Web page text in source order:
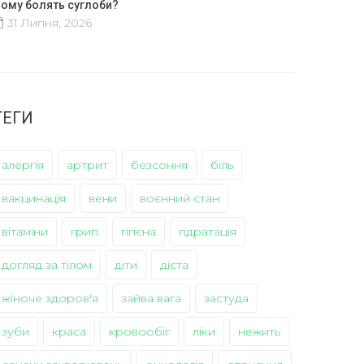
болять суглоби?
31 Липня, 2026
алергія артрит безсоння біль
вакцинація вени воєнний стан
вітаміни грип гігієна гідратація
догляд за тілом діти дієта
жіноче здоров'я зайва вага застуда
зуби краса кровообіг ліки нежить